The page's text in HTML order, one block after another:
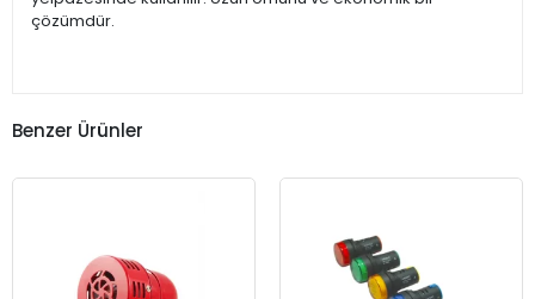
çözümdür.
Benzer Ürünler